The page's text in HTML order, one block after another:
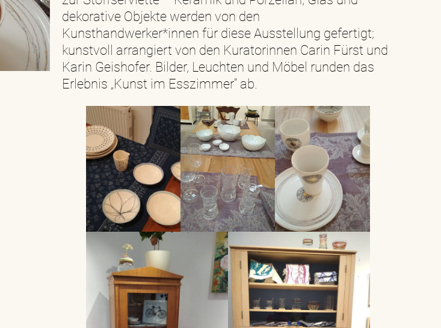
dekorative Objekte werden von den
Kunsthandwerker*innen für diese Ausstellung gefertigt;
kunstvoll arrangiert von den Kuratorinnen Carin Fürst und
Karin Geishofer. Bilder, Leuchten und Möbel runden das
Erlebnis „Kunst im Esszimmer“ ab.